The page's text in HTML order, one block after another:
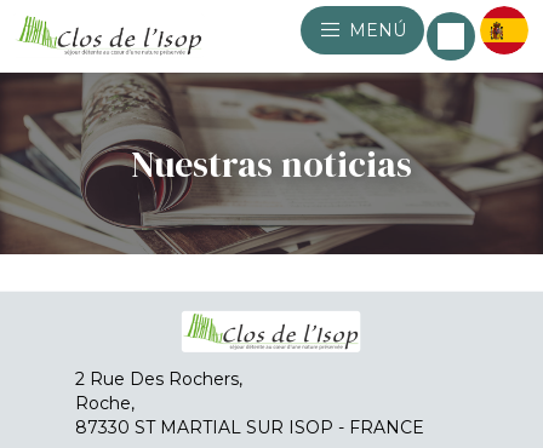
MENÚ
Nuestras noticias
2 Rue Des Rochers,
Roche,
87330 ST MARTIAL SUR ISOP - FRANCE